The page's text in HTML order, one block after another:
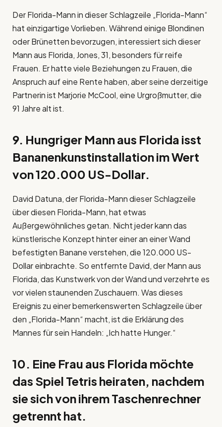
Der Florida-Mann in dieser Schlagzeile „Florida-Mann“
hat einzigartige Vorlieben. Während einige Blondinen
oder Brünetten bevorzugen, interessiert sich dieser
Mann aus Florida, Jones, 31, besonders für reife
Frauen. Er hatte viele Beziehungen zu Frauen, die
Anspruch auf eine Rente haben, aber seine derzeitige
Partnerin ist Marjorie McCool, eine Urgroßmutter, die
91 Jahre alt ist.
9. Hungriger Mann aus Florida isst
Bananenkunstinstallation im Wert
von 120.000 US-Dollar.
David Datuna, der Florida-Mann dieser Schlagzeile
über diesen Florida-Mann, hat etwas
Außergewöhnliches getan. Nicht jeder kann das
künstlerische Konzept hinter einer an einer Wand
befestigten Banane verstehen, die 120.000 US-
Dollar einbrachte. So entfernte David, der Mann aus
Florida, das Kunstwerk von der Wand und verzehrte es
vor vielen staunenden Zuschauern. Was dieses
Ereignis zu einer bemerkenswerten Schlagzeile über
den „Florida-Mann“ macht, ist die Erklärung des
Mannes für sein Handeln: „Ich hatte Hunger.“
10. Eine Frau aus Florida möchte
das Spiel Tetris heiraten, nachdem
sie sich von ihrem Taschenrechner
getrennt hat.